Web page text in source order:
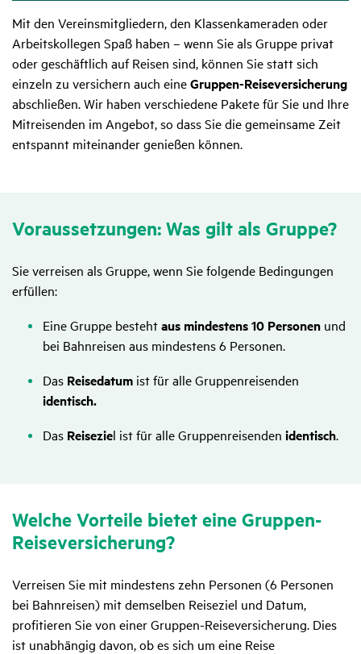
Mit den Vereinsmitgliedern, den Klassenkameraden oder
Arbeitskollegen Spaß haben – wenn Sie als Gruppe privat
oder geschäftlich auf Reisen sind, können Sie statt sich
einzeln zu versichern auch eineGruppen-Reiseversicherung
abschließen. Wir haben verschiedene Pakete für Sie und Ihre
Mitreisenden im Angebot, so dass Sie die gemeinsame Zeit
entspannt miteinander genießen können.
Voraus­set­zungen: Was gilt als Gruppe?
Sie verreisen als Gruppe, wenn Sie folgende Bedingungen
erfüllen:
Eine Gruppe bestehtaus mindestens 10 Personen und
bei Bahnreisen aus mindestens 6 Personen.
Das Reisedatum ist für alle Gruppenreisenden
identisch.
Das Reiseziel ist für alle Gruppenreisenden identisch.
Welche Vorteile bietet eine Gruppen-
Reise­ver­si­che­rung?
Verreisen Sie mit mindestens zehn Personen (6 Personen
bei Bahnreisen) mit demselben Reiseziel und Datum,
profitieren Sie von einer Gruppen-Reiseversicherung. Dies
ist unabhängig davon, ob es sich um eine Reise